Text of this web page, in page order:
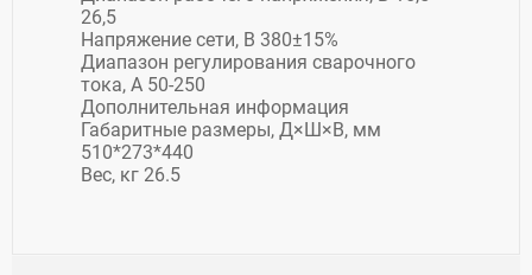
26,5
Напряжение сети, В 380±15%
Диапазон регулирования сварочного
тока, А 50-250
Дополнительная информация
Габаритные размеры, Д×Ш×В, мм
510*273*440
Вес, кг 26.5